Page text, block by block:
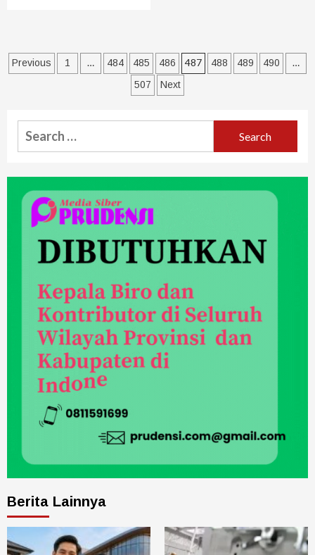
Previous 1 … 484 485 486 487 488 489 490 …
507 Next
Berita Lainnya